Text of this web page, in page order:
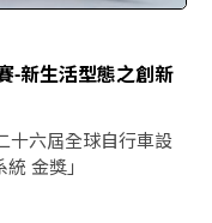
-新生活型態之創新
十六屆全球自行車設
金獎」